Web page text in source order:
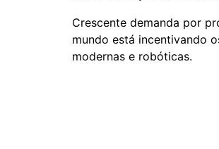
Crescente demanda por
mundo está incentivando
modernas e robóticas.